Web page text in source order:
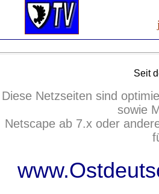
Seit
Diese Netzseiten sind
sowie
Netscape ab 7.x oder